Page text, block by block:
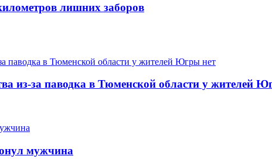
лишних заборов
из-за паводка в Тюменской области у жителей
мужчина